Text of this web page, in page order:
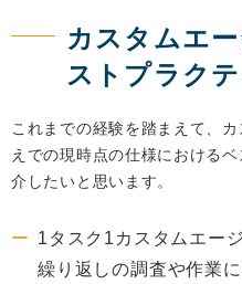
カスタムエ
ストプラク
これまでの経験を踏まえて、
えでの現時点の仕様における
介したいと思います。
1タスク1カスタムエー
繰り返しの調査や作業